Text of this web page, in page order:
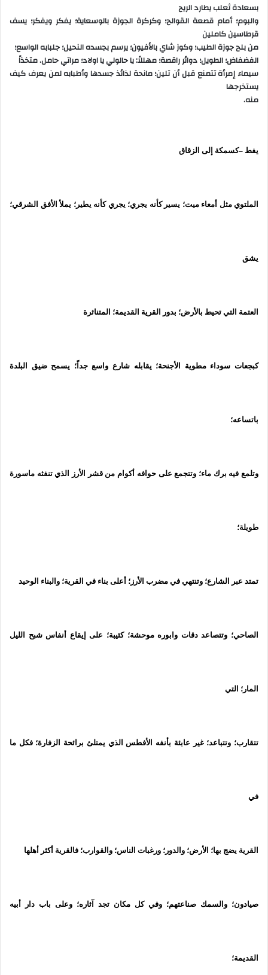
بسعادة ثعلب يطارد الريح
والبوم؛ أمام قصعة القوالح؛ وكركرة الجوزة بالوسعاية؛ يفكر ويفكر؛ يسف
قرطاسين كاملين
من بلح جوزة الطيب؛ وكوز شاي بالأفيون؛ يرسم بجسده النحيل؛ جلبابه الواسع؛
الفضفاض؛ الطويل؛ دوائر راقصة؛ مهللاً: يا حالولي يا اولاد؛ مراتي حامل. متخذاً
سيماء إمرأة تتمنع قبل أن تلين؛ مانحة لذائذ جسدها وأطبابه لمن يعرف كيف
يستخرجها
منه.
يفط –كسمكة إلى الزقاق
الملتوي مثل أمعاء ميت؛ يسير كأنه يجري؛ يجري كأنه يطير؛ يملأ الأفق الشرقي؛
يشق
العتمة التي تحيط بالأرض؛ بدور القرية القديمة؛ المتناثرة
كبجعات سوداء مطوية الأجنحة؛ يقابله شارع واسع جداً؛ يسمح ضيق البلدة
باتساعه؛
وتلمع فيه برك ماء؛ وتتجمع على حوافه أكوام من قشر الأرز الذي تنفثه ماسورة
طويلة؛
تمتد عبر الشارع؛ وتنتهي في مضرب الأرز؛ أعلى بناء في القرية؛ والبناء الوحيد
الصاحي؛ وتتصاعد دقات وابوره موحشة؛ كئيبة؛ على إيقاع أنفاس شبح الليل
المار؛ التي
تتقارب؛ وتتباعد؛ غير عابئة بأنفه الأفطس الذي يمتلئ برائحة الزفارة؛ فكل ما
في
القرية يضج بها؛ الأرض؛ والدور؛ ورغبات الناس؛ والقوارب؛ فالقرية أكثر أهلها
صيادون؛ والسمك صناعتهم؛ وفي كل مكان تجد آثاره؛ وعلى باب دار أبيه
القديمة؛